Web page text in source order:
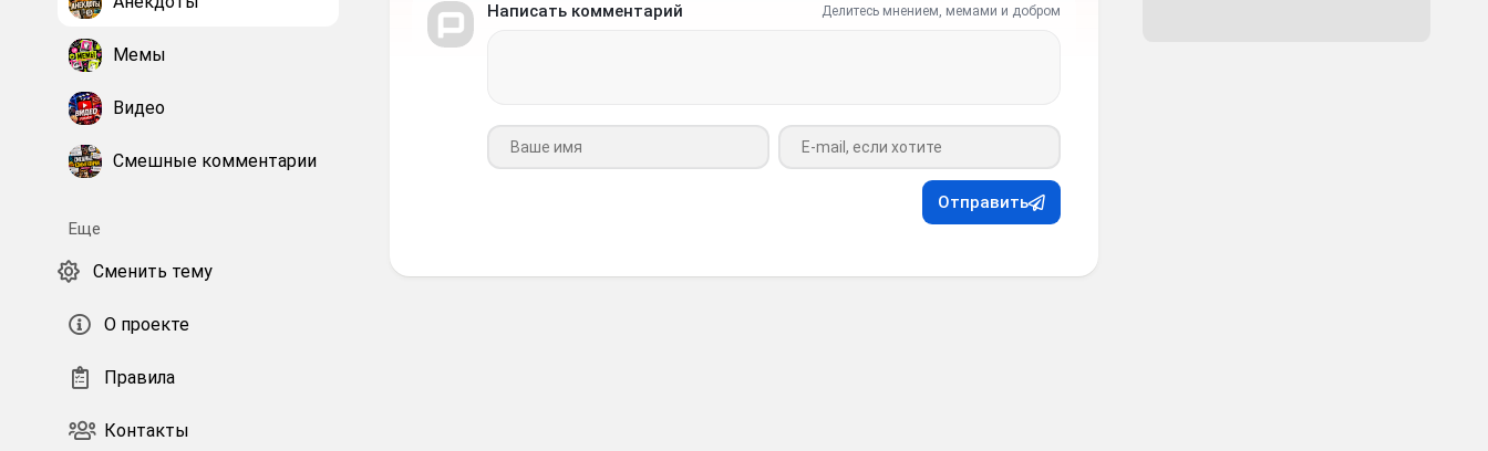
Мемы
Видео
Смешные комментарии
Еще
Сменить тему
О проекте
Правила
Контакты
Написать комментарий Делитесь мнением, мемами и добром
Ваше имя Ваш e-mail
Отправить